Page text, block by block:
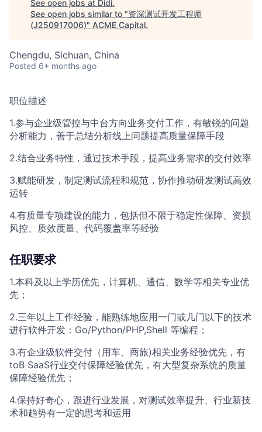
See open jobs at Didi.
See open jobs similar to "资深测试开发工程师
(J250917006)" ACME Capital.
Chengdu, Sichuan, China
Posted 6+ months ago
职位描述
1.参与企业级管控与中台方向业务交付工作，有敏锐的问题
分析能力，善于总结分析线上问题提高质量保障手段
2.结合业务特性，通过技术手段，提高业务需求的交付效率
3.赋能研发，制定测试流程和规范，协作推动研发测试高效
运转
4.有质量专项建设的能力，包括但不限于稳定性保障、资损
风控、质效度量、代码覆盖率等经验
任职要求
1.本科及以上学历优先，计算机、通信、数学等相关专业优
先；
2.三年以上工作经验，能熟练地应用一门或几门以下的技术
进行软件开发：Go/Python/PHP,Shell 等编程；
3.有企业级软件交付（用车、商旅)相关业务经验优先，有
toB SaaS行业交付保障经验优先，有大型复杂系统的质量
保障经验优先；
4.保持好奇心，跟进行业发展，对测试效率提升、行业新技
术和趋势有一定的思考和运用